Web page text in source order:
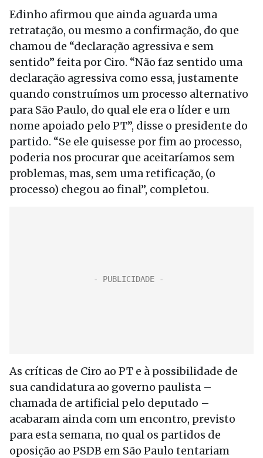
Edinho afirmou que ainda aguarda uma
retratação, ou mesmo a confirmação, do que
chamou de “declaração agressiva e sem
sentido” feita por Ciro. “Não faz sentido uma
declaração agressiva como essa, justamente
quando construímos um processo alternativo
para São Paulo, do qual ele era o líder e um
nome apoiado pelo PT”, disse o presidente do
partido. “Se ele quisesse por fim ao processo,
poderia nos procurar que aceitaríamos sem
problemas, mas, sem uma retificação, (o
processo) chegou ao final”, completou.
As críticas de Ciro ao PT e à possibilidade de
sua candidatura ao governo paulista –
chamada de artificial pelo deputado –
acabaram ainda com um encontro, previsto
para esta semana, no qual os partidos de
oposição ao PSDB em São Paulo tentariam